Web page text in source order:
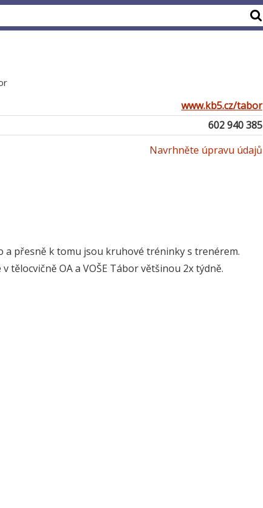
www.kb5.cz/tabor
602 940 385
Navrhněte úpravu údajů
a přesně k tomu jsou kruhové tréninky s trenérem.
tělocvičně OA a VOŠE Tábor většinou 2x týdně.